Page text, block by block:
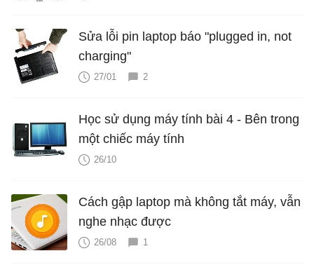
Sửa lỗi pin laptop báo "plugged in, not
charging"
27/01 2
Học sử dụng máy tính bài 4 - Bên trong
một chiếc máy tính
26/10
Cách gập laptop mà không tắt máy, vẫn
nghe nhạc được
26/08 1